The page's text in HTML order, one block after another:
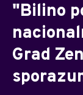
"Bilino
Grad